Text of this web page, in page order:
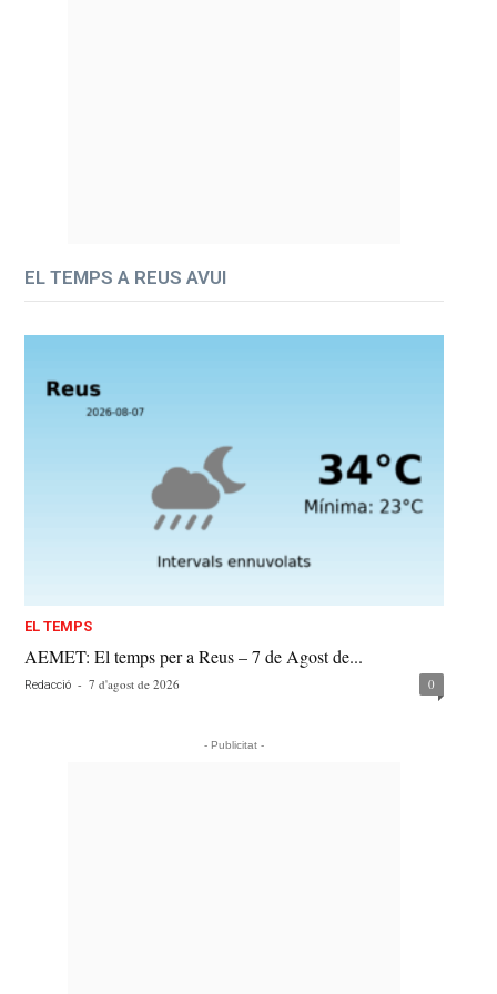
EL TEMPS A REUS AVUI
EL TEMPS
AEMET: El temps per a Reus – 7 de Agost de...
Redacció - 7 d'agost de 2026 0
- Publicitat -